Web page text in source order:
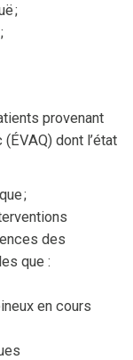
;
provenant
dont l’état
;
des
que :
en cours